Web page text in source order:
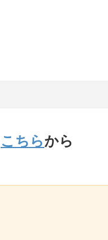
こちらから